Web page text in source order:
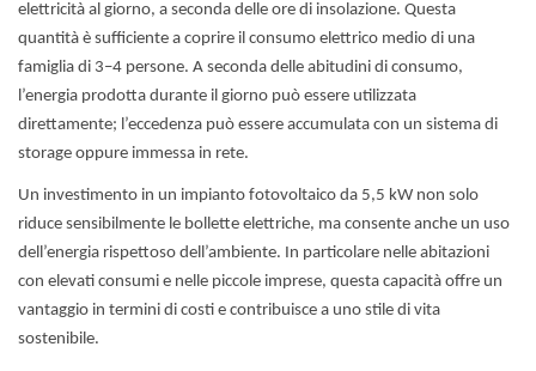
elettricità al giorno, a seconda delle ore di insolazione. Questa
quantità è sufficiente a coprire il consumo elettrico medio di una
famiglia di 3–4 persone. A seconda delle abitudini di consumo,
l’energia prodotta durante il giorno può essere utilizzata
direttamente; l’eccedenza può essere accumulata con un sistema di
storage oppure immessa in rete.
Un investimento in un impianto fotovoltaico da 5,5 kW non solo
riduce sensibilmente le bollette elettriche, ma consente anche un uso
dell’energia rispettoso dell’ambiente. In particolare nelle abitazioni
con elevati consumi e nelle piccole imprese, questa capacità offre un
vantaggio in termini di costi e contribuisce a uno stile di vita
sostenibile.